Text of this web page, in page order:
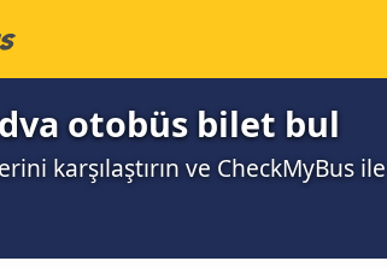
otobüs bilet bul
karşılaştırın ve CheckMyBus